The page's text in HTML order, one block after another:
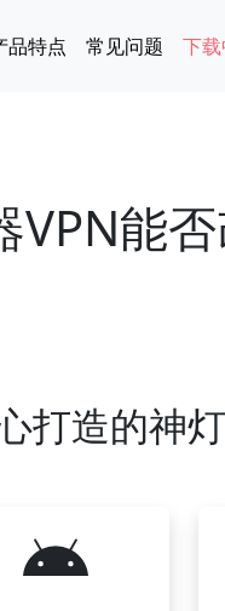
品特点 常见问题 下
VPN能
打造的神